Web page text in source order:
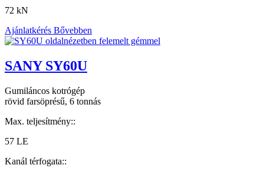
72 kN
Ajánlatkérés Bővebben
SANY SY60U
Gumiláncos kotrógép
rövid farsöprésű, 6 tonnás
Max. teljesítmény::
57 LE
Kanál térfogata::